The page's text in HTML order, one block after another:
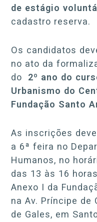
de estágio
cadastro reserva.
Os candidatos
no ato da
do 2º ano do
Urbanismo do
Fundação Santo
As inscrições
a 6ª feira no
Humanos, no
das 13 às 16
Anexo I da
na Av. Príncipe de
de Gales, em